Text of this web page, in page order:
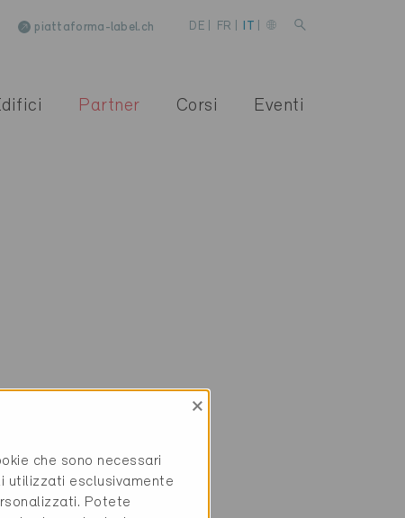
piattaforma-label.ch DE FR IT
Partner Corsi Eventi
×
che sono necessari
utilizzati esclusivamente
Potete